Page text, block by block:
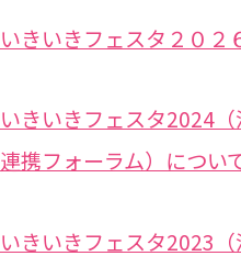
いきいきフェスタ２０２
いきいきフェスタ2024
連携フォーラム）につい
いきいきフェスタ2023